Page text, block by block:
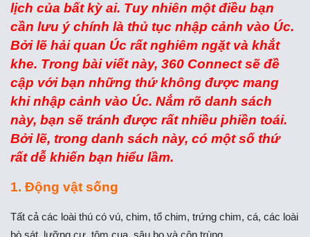
lịch của bất kỳ ai. Tuy nhiên một điều bạn
cần lưu ý chính là thủ tục nhập cảnh vào Úc.
Bởi lẽ hải quan Úc rất nghiêm ngặt và khắt
khe. Trong bài viết này, 360 Connectsẽ đề
cập với bạn những thứ không được mang
khi nhập cảnh vào Úc. Nắm rõ danh sách
này, bạn sẽ tránh được rất nhiều phiền toái.
Bởi lẽ, trong danh sách này, có một số thứ
rất dễ khiến bạn hiểu lầm.
1. Động vật sống
Tất cả các loài thú có vú, chim, tổ chim, trứng chim, cá, các loài
bò sát, lưỡng cư, tôm cua, sâu bọ và côn trùng.